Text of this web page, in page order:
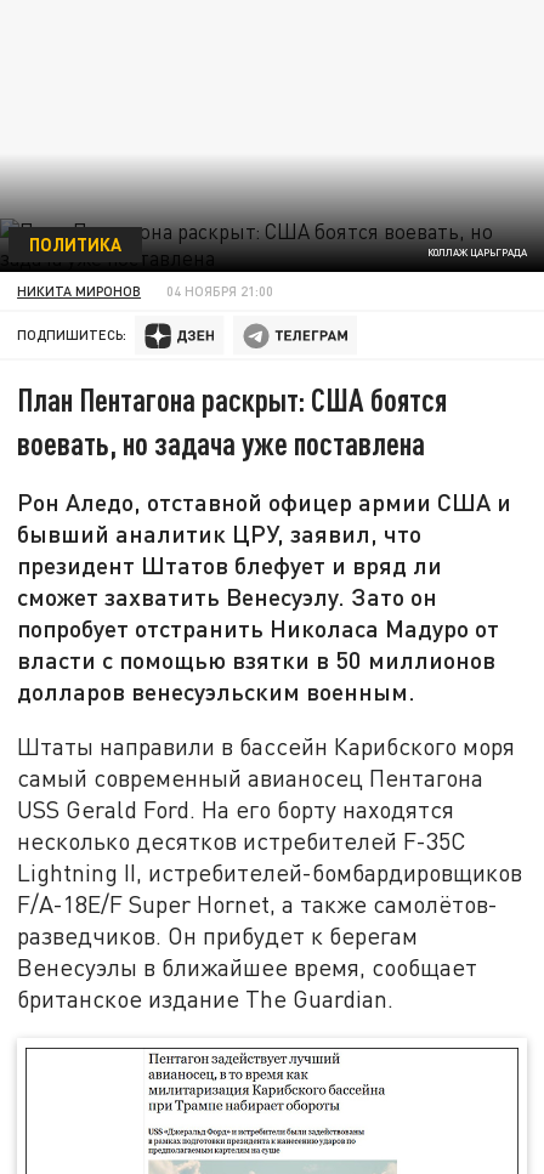
КОЛЛАЖ ЦАРЬГРАДА
ПОЛИТИКА
НИКИТА МИРОНОВ 04 НОЯБРЯ 21:00
ПОДПИШИТЕСЬ:
План Пентагона раскрыт: США боятся
воевать, но задача уже поставлена
Рон Аледо, отставной офицер армии США и
бывший аналитик ЦРУ, заявил, что
президент Штатов блефует и вряд ли
сможет захватить Венесуэлу. Зато он
попробует отстранить Николаса Мадуро от
власти с помощью взятки в 50 миллионов
долларов венесуэльским военным.
Штаты направили в бассейн Карибского моря
самый современный авианосец Пентагона
USS Gerald Ford. На его борту находятся
несколько десятков истребителей F-35C
Lightning II, истребителей-бомбардировщиков
F/A-18E/F Super Hornet, а также самолётов-
разведчиков. Он прибудет к берегам
Венесуэлы в ближайшее время, сообщает
британское издание The Guardian.